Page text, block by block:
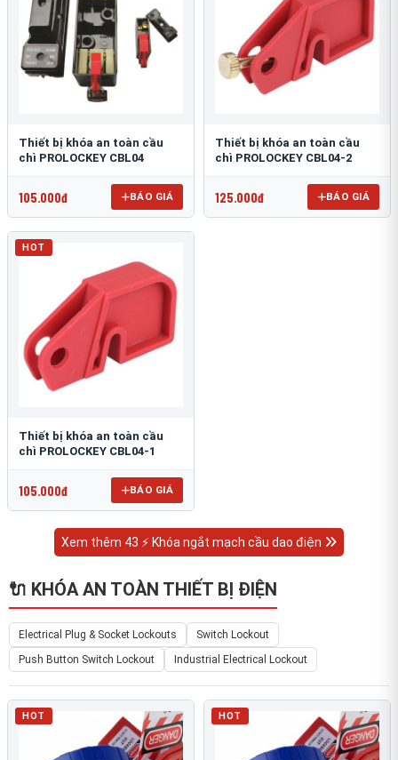
Thiết bị khóa an toàn cầu
chì PROLOCKEY CBL04
105.000đ BÁO GIÁ
Thiết bị khóa an toàn cầu
chì PROLOCKEY CBL04-2
125.000đ BÁO GIÁ
HOT
Thiết bị khóa an toàn cầu
chì PROLOCKEY CBL04-1
105.000đ BÁO GIÁ
Xem thêm 43 ⚡ Khóa ngắt mạch cầu dao điện
🔌 KHÓA AN TOÀN THIẾT BỊ ĐIỆN
Electrical Plug & Socket Lockouts
Switch Lockout
Push Button Switch Lockout
Industrial Electrical Lockout
HOT HOT